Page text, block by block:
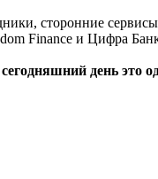
сторонние
Finance и Цифра
день